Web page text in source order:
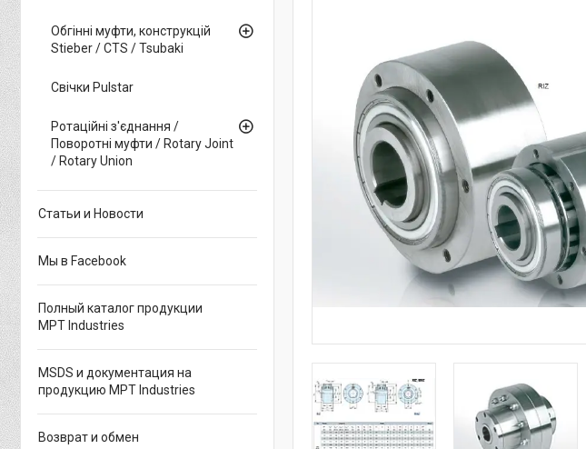
Обгінні муфти, конструкцій
Stieber / CTS / Tsubaki
Свічки Pulstar
Ротаційні з'єднання /
Поворотні муфти / Rotary Joint
/ Rotary Union
Статьи и Новости
Мы в Facebook
Полный каталог продукции
MPT Industries
MSDS и документация на
продукцию MPT Industries
Возврат и обмен